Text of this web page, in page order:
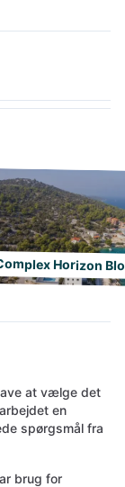
Horizon
at vælge det
en
spørgsmål fra
brug for